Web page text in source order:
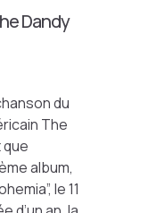
Dandy
du
The
album,
le 11